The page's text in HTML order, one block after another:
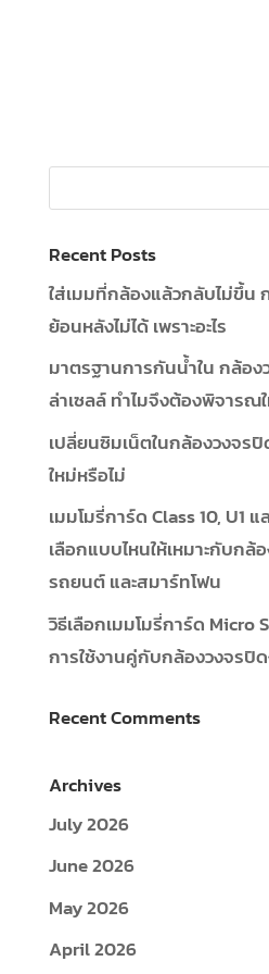
Recent Posts
ใส่เมมที่กล้องแล้วกลับไม่ขึ้น
ย้อนหลังไม่ได้ เพราะอะไร
มาตรฐานการกันน้ำใน กล้อ
ล่าเซลล์ ทำไมจึงต้องพิจารณ
เปลี่ยนซิมเน็ตในกล้องวงจร
ใหม่หรือไม่
เมมโมรี่การ์ด Class 10, U1
เลือกแบบไหนให้เหมาะกับก
รถยนต์ และสมาร์ทโฟน
วิธีเลือกเมมโมรี่การ์ด Micro
การใช้งานคู่กับกล้องวงจรปิ
Recent Comments
Archives
July 2026
June 2026
May 2026
April 2026